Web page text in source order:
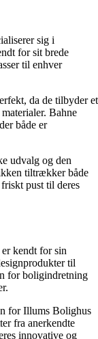
sig i
for sit brede
til enhver
da de tilbyder et
Bahne
både er
udvalg og den
tiltrækker både
pust til deres
kendt for sin
til
for boligindretning
for Illums Bolighus
fra anerkendte
innovative og